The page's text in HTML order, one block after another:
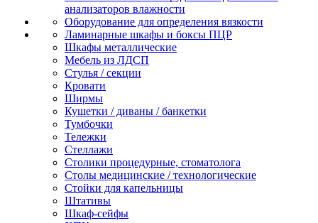
анализаторов влажности
Оборудование для определения вязкости
Ламинарные шкафы и боксы ПЦР
Шкафы металлические
Мебель из ЛДСП
Стулья / секции
Кровати
Ширмы
Кушетки / диваны / банкетки
Тумбочки
Тележки
Стеллажи
Столики процедурные, стоматолога
Столы медицинские / технологические
Стойки для капельницы
Штативы
Шкаф-сейфы